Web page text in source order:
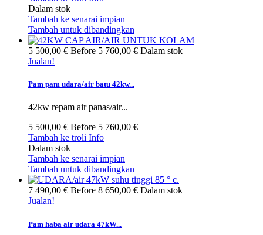
Dalam stok
Tambah ke senarai impian
Tambah untuk dibandingkan
5 500,00 € Before 5 760,00 € Dalam stok
Jualan!
Pam pam udara/air batu 42kw...
42kw repam air panas/air...
5 500,00 € Before 5 760,00 €
Tambah ke troli Info
Dalam stok
Tambah ke senarai impian
Tambah untuk dibandingkan
7 490,00 € Before 8 650,00 € Dalam stok
Jualan!
Pam haba air udara 47kW...